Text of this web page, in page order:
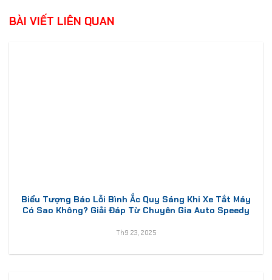
BÀI VIẾT LIÊN QUAN
Biểu Tượng Báo Lỗi Bình Ắc Quy Sáng Khi Xe Tắt Máy
Có Sao Không? Giải Đáp Từ Chuyên Gia Auto Speedy
Th9 23, 2025